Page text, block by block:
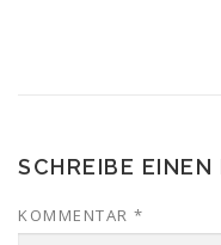
SCHREIBE EINEN
KOMMENTAR *